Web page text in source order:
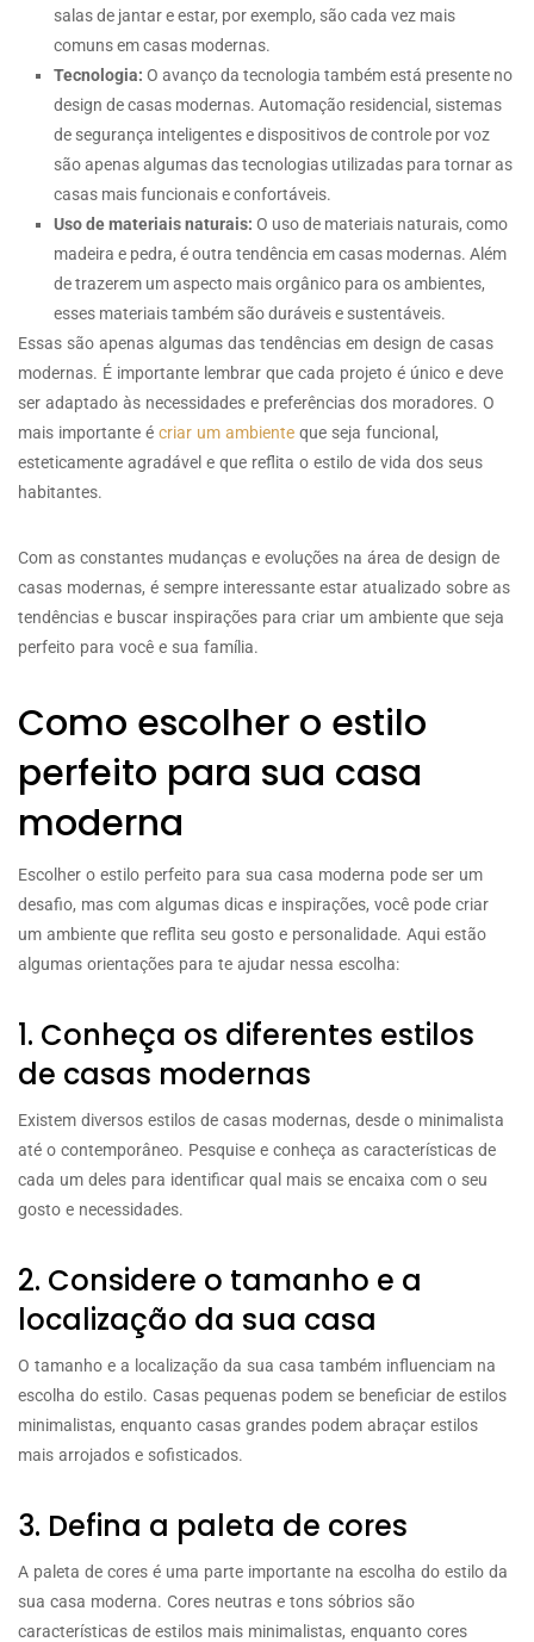
salas de jantar e estar, por exemplo, são cada vez mais
comuns em casas modernas.
Tecnologia: O avanço da tecnologia também está presente no
design de casas modernas. Automação residencial, sistemas
de segurança inteligentes e dispositivos de controle por voz
são apenas algumas das tecnologias utilizadas para tornar as
casas mais funcionais e confortáveis.
Uso de materiais naturais: O uso de materiais naturais, como
madeira e pedra, é outra tendência em casas modernas. Além
de trazerem um aspecto mais orgânico para os ambientes,
esses materiais também são duráveis e sustentáveis.
Essas são apenas algumas das tendências em design de casas
modernas. É importante lembrar que cada projeto é único e deve
ser adaptado às necessidades e preferências dos moradores. O
mais importante é criar um ambiente que seja funcional,
esteticamente agradável e que reflita o estilo de vida dos seus
habitantes.
Com as constantes mudanças e evoluções na área de design de
casas modernas, é sempre interessante estar atualizado sobre as
tendências e buscar inspirações para criar um ambiente que seja
perfeito para você e sua família.
Como escolher o estilo
perfeito para sua casa
moderna
Escolher o estilo perfeito para sua casa moderna pode ser um
desafio, mas com algumas dicas e inspirações, você pode criar
um ambiente que reflita seu gosto e personalidade. Aqui estão
algumas orientações para te ajudar nessa escolha:
1. Conheça os diferentes estilos
de casas modernas
Existem diversos estilos de casas modernas, desde o minimalista
até o contemporâneo. Pesquise e conheça as características de
cada um deles para identificar qual mais se encaixa com o seu
gosto e necessidades.
2. Considere o tamanho e a
localização da sua casa
O tamanho e a localização da sua casa também influenciam na
escolha do estilo. Casas pequenas podem se beneficiar de estilos
minimalistas, enquanto casas grandes podem abraçar estilos
mais arrojados e sofisticados.
3. Defina a paleta de cores
A paleta de cores é uma parte importante na escolha do estilo da
sua casa moderna. Cores neutras e tons sóbrios são
características de estilos mais minimalistas, enquanto cores